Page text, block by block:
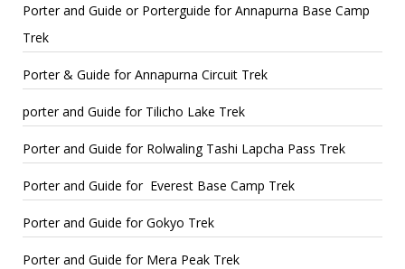
Porter and Guide or Porterguide for Annapurna Base Camp
Trek
Porter & Guide for Annapurna Circuit Trek
porter and Guide for Tilicho Lake Trek
Porter and Guide for Rolwaling Tashi Lapcha Pass Trek
Porter and Guide for Everest Base Camp Trek
Porter and Guide for Gokyo Trek
Porter and Guide for Mera Peak Trek